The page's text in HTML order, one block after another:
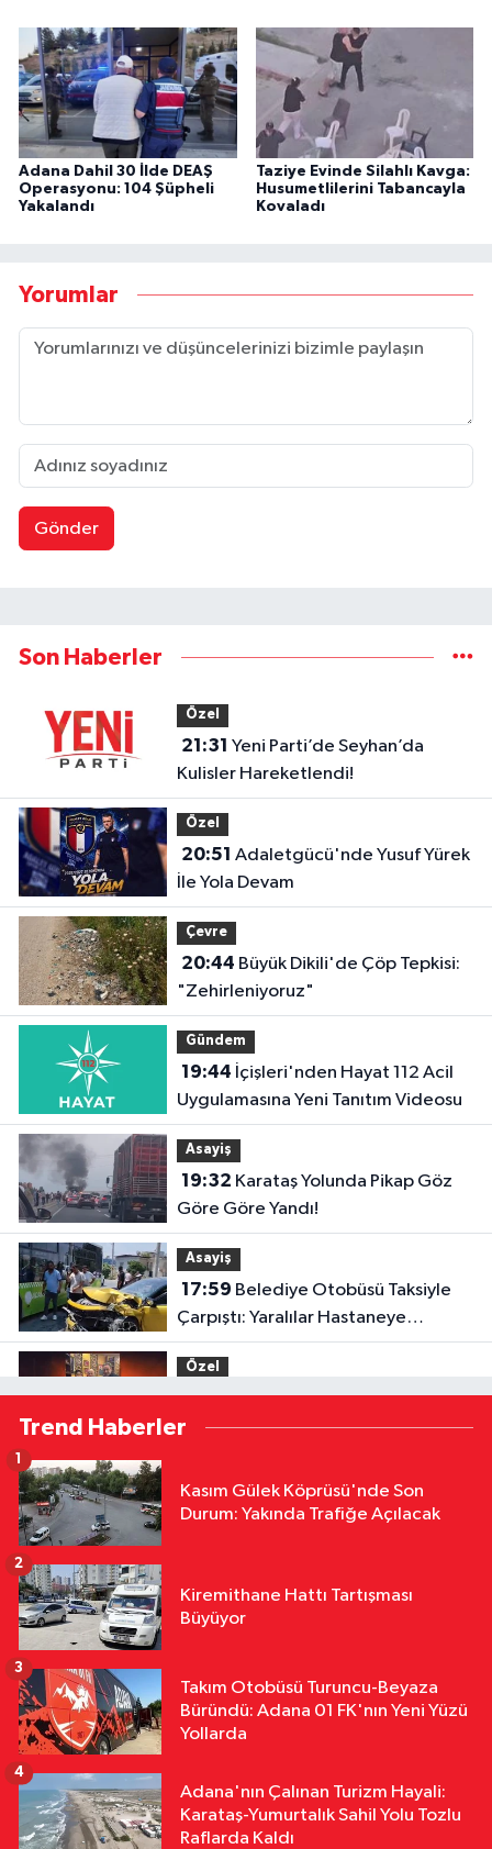
Adana Dahil 30 İlde DEAŞ
Operasyonu: 104 Şüpheli
Yakalandı
Taziye Evinde Silahlı Kavga:
Husumetlilerini Tabancayla
Kovaladı
Yorumlar
Gönder
Son Haberler
Özel
21:31
Kulisler Hareketlendi!
Özel
20:51
İle Yola Devam
Çevre
20:44
"Zehirleniyoruz"
Gündem
19:44
Uygulamasına Yeni Tanıtım Videosu
Asayiş
19:32
Göre Göre Yandı!
Asayiş
17:59
Çarpıştı: Yaralılar Hastaneye
Kaldırıldı
Özel
17:52Menderes Kutlu'dan Devlet
Bahçeli'ye Adana 01 FK forması
16:53 Hakemler Sezon Öncesi
16:36Halil Çağdaş Kaya'nın
Özel
16:22TFFHGD'den Yeni Sezon
Trend Haberler
Kasım Gülek Köprüsü'nde Son
Durum: Yakında Trafiğe Açılacak
1
Kiremithane Hattı Tartışması
Büyüyor
2
Takım Otobüsü Turuncu-Beyaza
Büründü: Adana 01 FK'nın Yeni Yüzü
Yollarda
3
Adana'nın Çalınan Turizm Hayali:
Karataş-Yumurtalık Sahil Yolu Tozlu
Raflarda Kaldı
4